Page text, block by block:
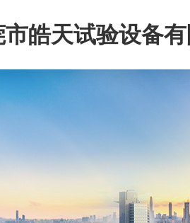
市皓天试验设备